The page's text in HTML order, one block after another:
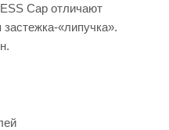
Cap отличают
«липучка».